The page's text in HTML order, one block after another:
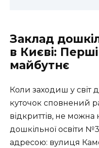
Заклад
в Києві:
майбутнє
Коли заходиш у світ
куточок сповнений
відкриттів, не
дошкільної освіти
адресою: вулиця